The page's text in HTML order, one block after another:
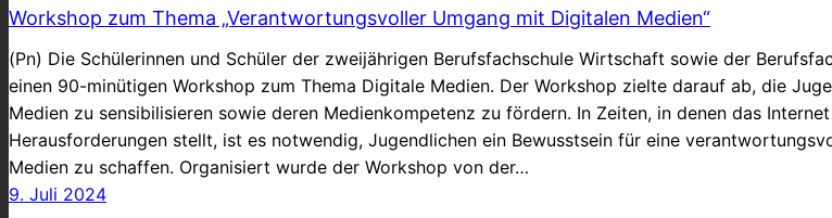
Workshop zum Thema „Verantwortungsvoller Umgang mit Digitalen Medien“
(Pn) Die Schülerinnen und Schüler der zweijährigen Berufsfachschule Wirtschaft sowie der
einen 90-minütigen Workshop zum Thema Digitale Medien. Der Workshop zielte darauf ab, die
Medien zu sensibilisieren sowie deren Medienkompetenz zu fördern. In Zeiten, in denen das
Herausforderungen stellt, ist es notwendig, Jugendlichen ein Bewusstsein für eine
Medien zu schaffen. Organisiert wurde der Workshop von der…
9. Juli 2024